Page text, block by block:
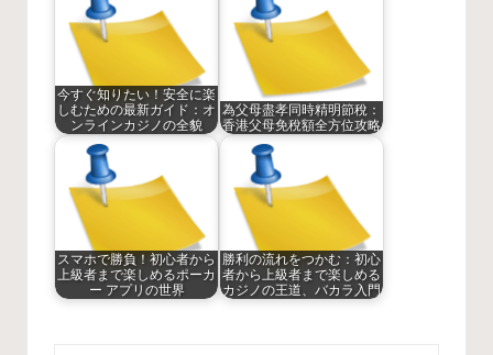
今すぐ知りたい！安全に楽
しむための最新ガイド：オ
ンラインカジノの全貌
為父母盡孝同時精明節稅：
香港父母免稅額全方位攻略
スマホで勝負！初心者から
上級者まで楽しめるポーカ
ー アプリの世界
勝利の流れをつかむ：初心
者から上級者まで楽しめる
カジノの王道、バカラ入門